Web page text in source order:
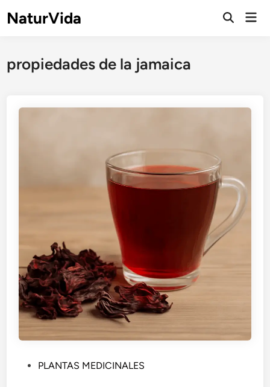
NaturVida
Abrir
propiedades de la jamaica
PLANTAS MEDICINALES